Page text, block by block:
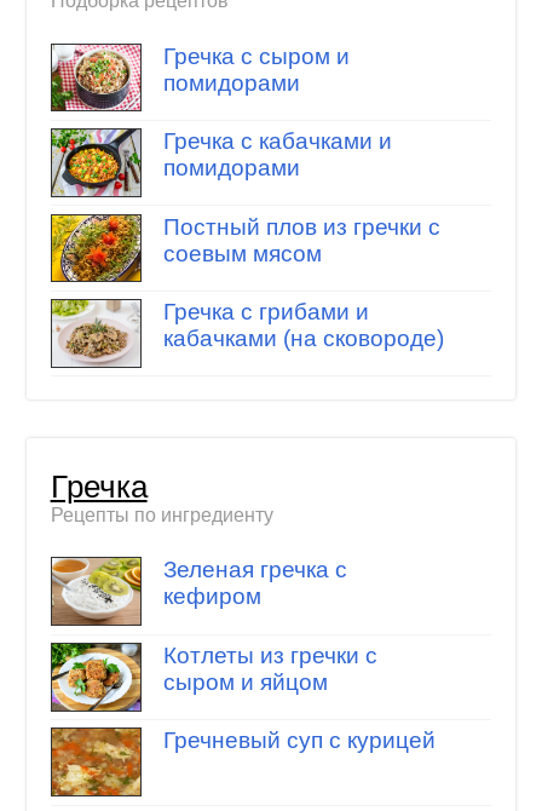
Гречка с сыром и
помидорами
Гречка с кабачками и
помидорами
Постный плов из гречки с
соевым мясом
Гречка с грибами и
кабачками (на сковороде)
Гречка
Рецепты по ингредиенту
Зеленая гречка с
кефиром
Котлеты из гречки с
сыром и яйцом
Гречневый суп с курицей